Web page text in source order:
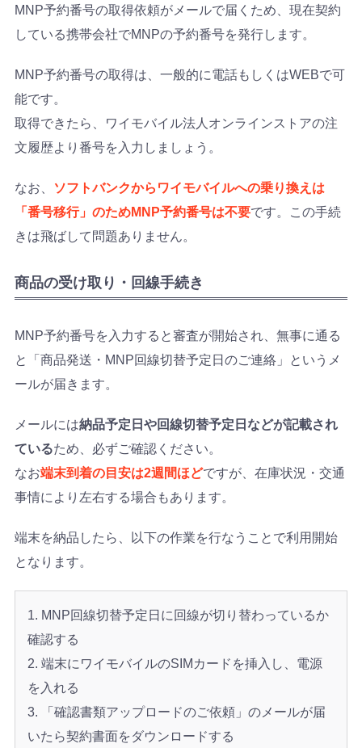
MNP予約番号の取得依頼がメールで届くため、現在契約
している携帯会社でMNPの予約番号を発行します。
MNP予約番号の取得は、一般的に電話もしくはWEBで可
能です。
取得できたら、ワイモバイル法人オンラインストアの注
文履歴より番号を入力しましょう。
なお、
ソフトバンクからワイモバイルへの乗り換えは
「番号移行」のためMNP予約番号は不要です。この手続
きは飛ばして問題ありません。
商品の受け取り・回線手続き
MNP予約番号を入力すると審査が開始され、無事に通る
と「商品発送・MNP回線切替予定日のご連絡」というメ
ールが届きます。
メールには納品予定日や回線切替予定日などが記載され
ているため、必ずご確認ください。
なお端末到着の目安は2週間ほどですが、在庫状況・交通
事情により左右する場合もあります。
端末を納品したら、以下の作業を行なうことで利用開始
となります。
MNP回線切替予定日に回線が切り替わっているか
確認する
端末にワイモバイルのSIMカードを挿入し、電源
を入れる
「確認書類アップロードのご依頼」のメールが届
いたら契約書面をダウンロードする